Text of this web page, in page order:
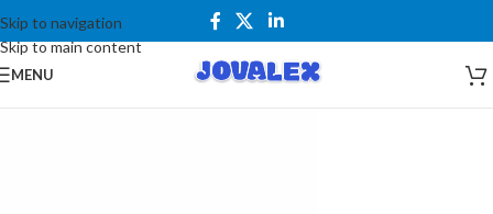
Skip to navigation
Skip to main content
MENU